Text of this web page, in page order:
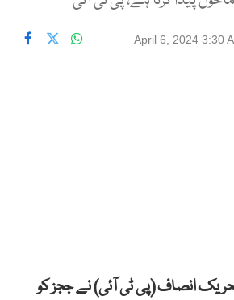
April 6, 2024 3:30
تحریک انصاف (پی ٹی آئی) نے ججز کو